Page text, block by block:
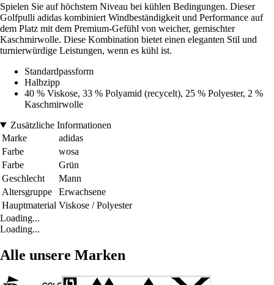
Spielen Sie auf höchstem Niveau bei kühlen Bedingungen. Dieser
Golfpulli adidas kombiniert Windbeständigkeit und Performance auf
dem Platz mit dem Premium-Gefühl von weicher, gemischter
Kaschmirwolle. Diese Kombination bietet einen eleganten Stil und
turnierwürdige Leistungen, wenn es kühl ist.
Standardpassform
Halbzipp
40 % Viskose, 33 % Polyamid (recycelt), 25 % Polyester, 2 %
Kaschmirwolle
Zusätzliche Informationen
Marke
adidas
Farbe
wosa
Farbe
Grün
Geschlecht
Mann
Altersgruppe
Erwachsene
Hauptmaterial Viskose / Polyester
Loading...
Loading...
Alle unsere Marken